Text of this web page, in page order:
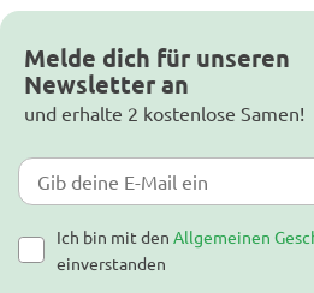
Melde dich für unseren
Newsletter an
und erhalte 2 kostenlose Samen!
Ich bin mit den Allgemeinen
einverstanden